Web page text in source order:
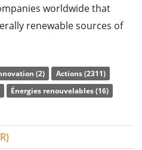
worldwide that
renewable sources of
cleaner energy.
de l'ETF s'élève à0,60%
Energy UCITS ETF Dist est
WilderHill New
jacent en achetant toutes
(2)
Actions (2311)
Énergies renouvelables (16)